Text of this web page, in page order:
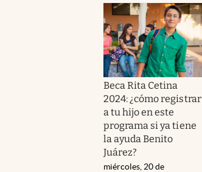
Beca Rita Cetina
2024: ¿cómo registrar
a tu hijo en este
programa si ya tiene
la ayuda Benito
Juárez?
miércoles, 20 de